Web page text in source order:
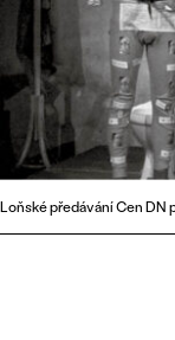
Loňské předávání Cen DN